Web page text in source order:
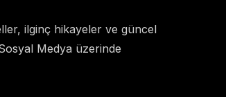
ilginç hikayeler ve güncel
Medya üzerinde